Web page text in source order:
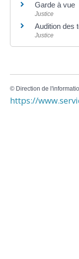
Garde à vue
Justice
Audition des
Justice
© Direction de
https://